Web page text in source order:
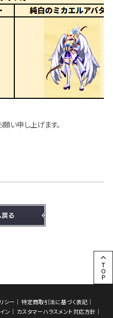
願い申し上げます。
シー
特定商取引法に基づく表記
ン
カスタマーハラスメント対応方針